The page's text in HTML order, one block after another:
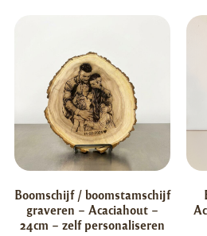
Boomschijf / boomstamschijf
graveren – Acaciahout –
24cm – zelf personaliseren